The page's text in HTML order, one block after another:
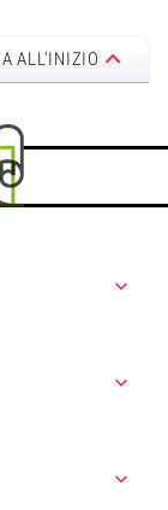
ALL'INIZIO


